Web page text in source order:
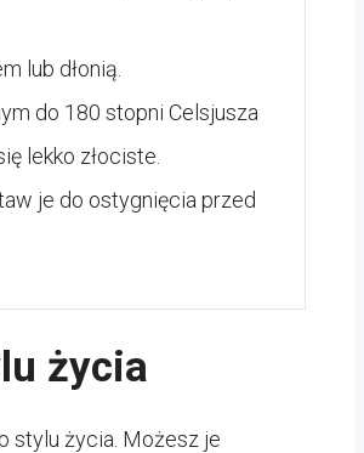
lub dłonią.
do 180 stopni Celsjusza
lekko złociste.
je do ostygnięcia przed
życia
stylu życia. Możesz je